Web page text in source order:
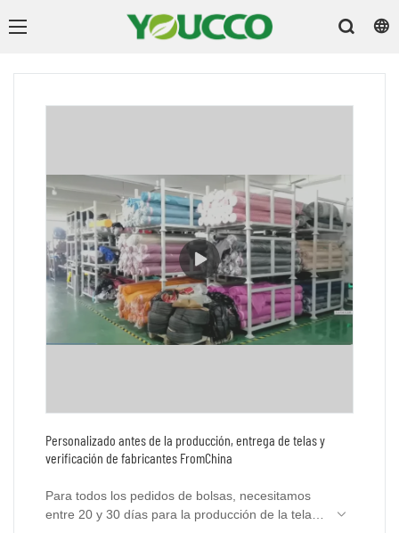
Personalizado antes de la producción, entrega de telas y
verificación de fabricantes FromChina
Para todos los pedidos de bolsas, necesitamos
entre 20 y 30 días para la producción de la tela